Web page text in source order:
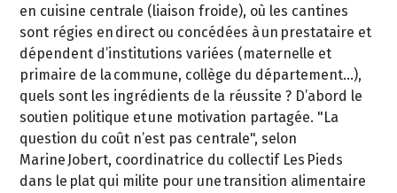
en cuisine centrale (liaison froide), où les cantines
sont régies en direct ou concédées à un prestataire et
dépendent d’institutions variées (maternelle et
primaire de la commune, collège du département…),
quels sont les ingrédients de la réussite ? D’abord le
soutien politique et une motivation partagée. "La
question du coût n’est pas centrale", selon
Marine Jobert, coordinatrice du collectif Les Pieds
dans le plat qui milite pour une transition alimentaire